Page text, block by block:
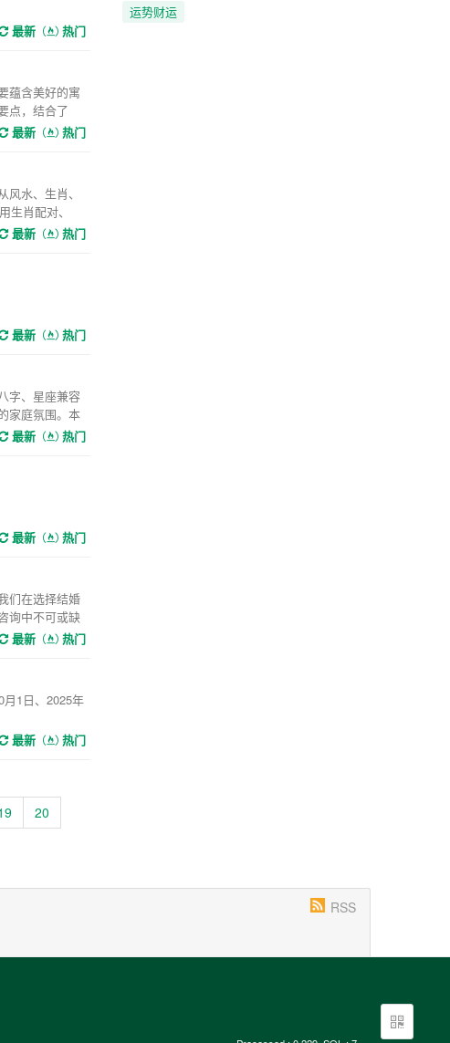
最新 热门
蕴含美好的寓
点，结合了
最新 热门
水、生肖、
肖配对、
最新 热门
最新 热门
字、星座兼容
家庭氛围。本
最新 热门
最新 热门
们在选择结婚
询中不可或缺
最新 热门
1日、2025年
最新
热门
20
运势财运
RSS